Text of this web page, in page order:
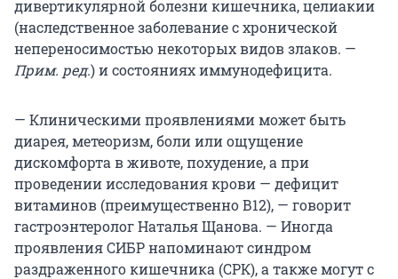
дивертикулярной болезни кишечника, целиакии
(наследственное заболевание с хронической
непереносимостью некоторых видов злаков. —
Прим. ред.) и состояниях иммунодефицита.
— Клиническими проявлениями может быть
диарея, метеоризм, боли или ощущение
дискомфорта в животе, похудение, а при
проведении исследования крови — дефицит
витаминов (преимущественно В12), — говорит
гастроэнтеролог Наталья Щанова. — Иногда
проявления СИБР напоминают синдром
раздраженного кишечника (СРК), а также могут с